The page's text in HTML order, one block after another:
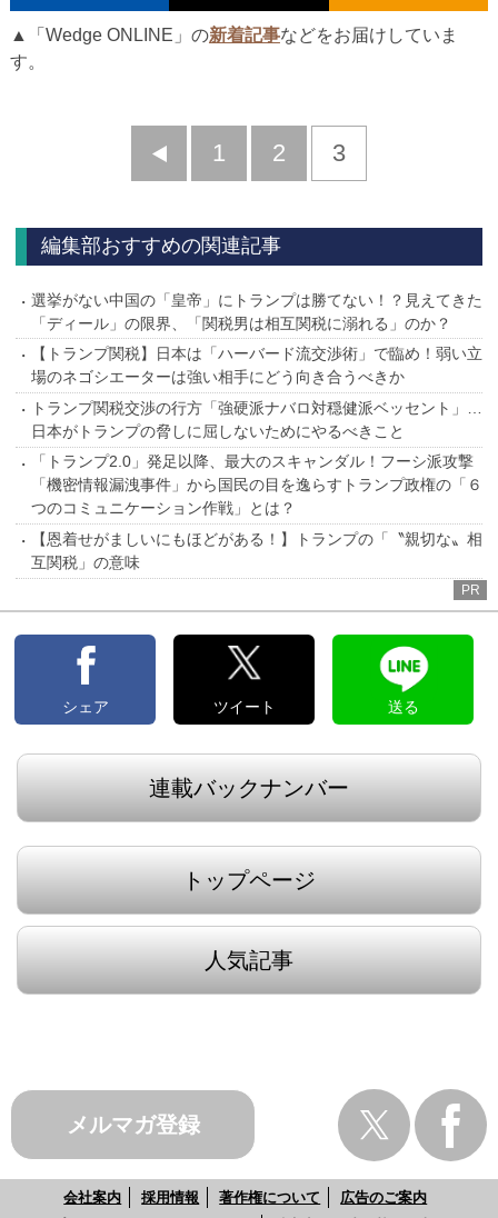
▲「Wedge ONLINE」の新着記事などをお届けしていま
す。
前
1 2 3
編集部おすすめの関連記事
選挙がない中国の「皇帝」にトランプは勝てない！？見えてきた
「ディール」の限界、「関税男は相互関税に溺れる」のか？
【トランプ関税】日本は「ハーバード流交渉術」で臨め！弱い立
場のネゴシエーターは強い相手にどう向き合うべきか
トランプ関税交渉の行方「強硬派ナバロ対穏健派ベッセント」…
日本がトランプの脅しに屈しないためにやるべきこと
「トランプ2.0」発足以降、最大のスキャンダル！フーシ派攻撃
「機密情報漏洩事件」から国民の目を逸らすトランプ政権の「６
つのコミュニケーション作戦」とは？
【恩着せがましいにもほどがある！】トランプの「〝親切な〟相
互関税」の意味
PR
シェア ツイート 送る
連載バックナンバー
トップページ
人気記事
メルマガ登録
会社案内 採用情報 著作権について
広告のご案内